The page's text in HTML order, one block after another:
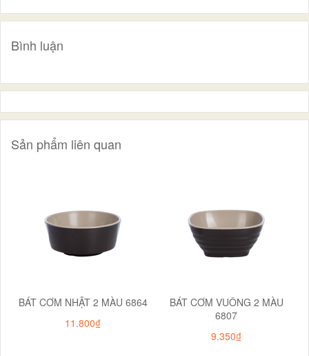
Bình luận
Sản phẩm liên quan
BÁT CƠM NHẬT 2 MÀU 6864
11.800₫
BÁT CƠM VUÔNG 2 MÀU
6807
9.350₫